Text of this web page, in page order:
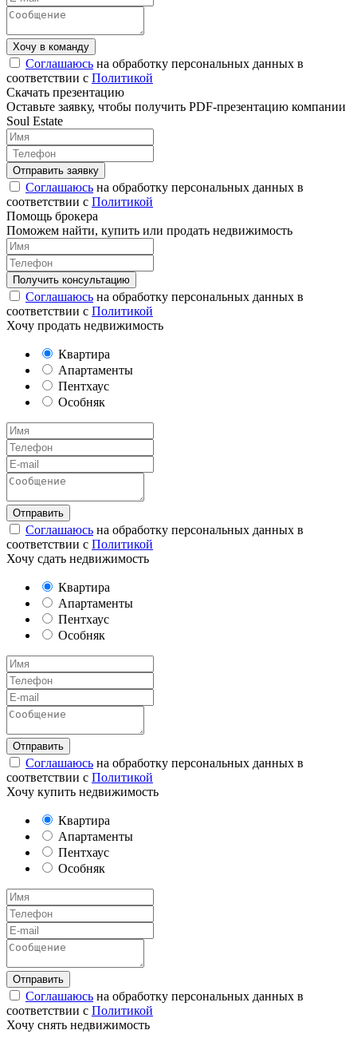
Соглашаюсь на обработку персональных данных в
соответствии с Политикой
Скачать презентацию
Оставьте заявку, чтобы получить PDF-презентацию компании
Soul Estate
Соглашаюсь на обработку персональных данных в
соответствии с Политикой
Помощь брокера
Поможем найти, купить или продать недвижимость
Соглашаюсь на обработку персональных данных в
соответствии с Политикой
Хочу продать недвижимость
Квартира
Апартаменты
Пентхаус
Особняк
Соглашаюсь на обработку персональных данных в
соответствии с Политикой
Хочу сдать недвижимость
Квартира
Апартаменты
Пентхаус
Особняк
Соглашаюсь на обработку персональных данных в
соответствии с Политикой
Хочу купить недвижимость
Квартира
Апартаменты
Пентхаус
Особняк
Соглашаюсь на обработку персональных данных в
соответствии с Политикой
Хочу снять недвижимость